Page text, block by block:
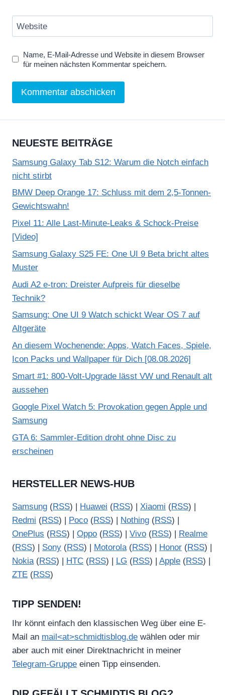
Website
Name, E-Mail-Adresse und Website in diesem Browser
für meinen nächsten Kommentar speichern.
NEUESTE BEITRÄGE
Samsung Galaxy Tab S12: Warum die Notch einfach
nicht stirbt
BMW Deep Orange 17: Schluss mit dem 2,5-Tonnen-
Gewichtswahn!
Pixel 11: Alle Last-Minute-Leaks & Schock-Preise
[Video]
Samsung Galaxy S25 FE: One UI 9 Beta bricht altes
Muster
Audi A2 e-tron: Dreister Aufpreis für dieselbe
Technik?
Samsung: One UI 9 Watch schickt Wear OS 7 auf
Altgeräte
An diesem Wochenende: Apps, Watch Faces, Spiele,
Icon Packs und Wallpaper für Dich [08.08.2026]
Smart #1: 800-Volt-Upgrade lässt VW und Renault alt
aussehen
Google Pixel Watch 5: Provokation gegen Apple und
Samsung
GTA 6: Sammler-Edition droht ohne Disc zu
erscheinen
HERSTELLER NEWS-HUB
Samsung (RSS) | Huawei (RSS) | Xiaomi (RSS) |
Redmi (RSS) | Poco (RSS) | Nothing (RSS) |
OnePlus (RSS) | Oppo (RSS) | Vivo (RSS) |
Realme
(RSS) | Sony (RSS) | Motorola(RSS) | Honor (RSS) |
Nokia(RSS) | HTC (RSS) | LG (RSS) | Apple (RSS) |
ZTE (RSS)
TIPP SENDEN!
Ihr könnt einfach den klassischen Weg über eine E-
Mail an mail<at>schmidtisblog.de wählen oder mir
aber auch mit einer Direktnachricht in meiner
Telegram-Gruppe einen Tipp einsenden.